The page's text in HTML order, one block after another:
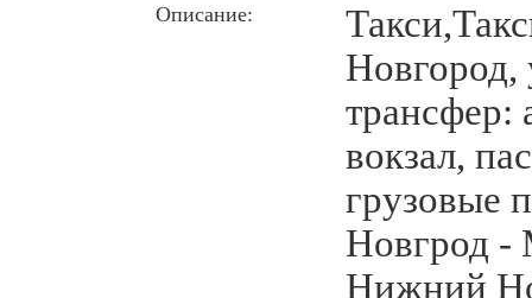
Описание:
Новгород,
трансфер:
вокзал,
грузовые
Новгрод -
Нижний